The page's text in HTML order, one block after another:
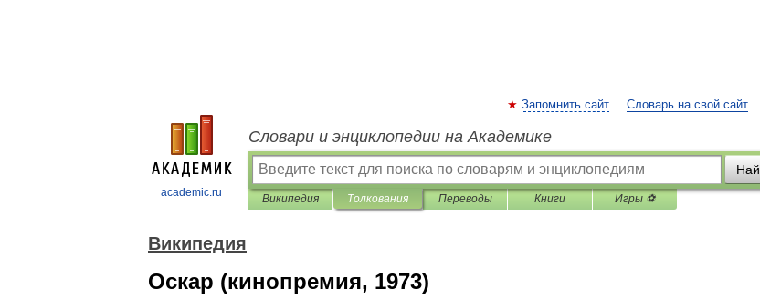
academic.ru
Запомнить сайт Словарь на свой сайт
Словари и энциклопедии на Академике
Википедия Толкования Переводы Книги Игры ⚽
Википедия
Оскар (кинопремия, 1973)